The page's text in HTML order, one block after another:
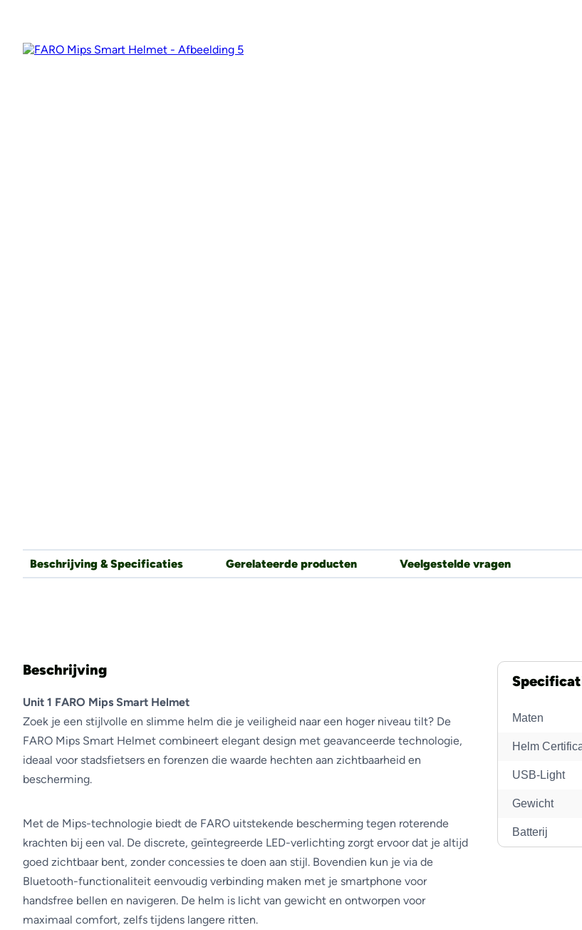
Beschrijving & Specificaties Gerelateerde producten Veelgestelde vragen
Beschrijving
Unit 1 FARO Mips Smart Helmet
Zoek je een stijlvolle en slimme helm die je veiligheid naar een hoger niveau tilt? De
FARO Mips Smart Helmet combineert elegant design met geavanceerde technologie,
ideaal voor stadsfietsers en forenzen die waarde hechten aan zichtbaarheid en
bescherming.
Met de Mips-technologie biedt de FARO uitstekende bescherming tegen roterende
krachten bij een val. De discrete, geïntegreerde LED-verlichting zorgt ervoor dat je altijd
goed zichtbaar bent, zonder concessies te doen aan stijl. Bovendien kun je via de
Bluetooth-functionaliteit eenvoudig verbinding maken met je smartphone voor
handsfree bellen en navigeren. De helm is licht van gewicht en ontworpen voor
maximaal comfort, zelfs tijdens langere ritten.
Maten
Helm
USB-Light
Gewicht
Batterij